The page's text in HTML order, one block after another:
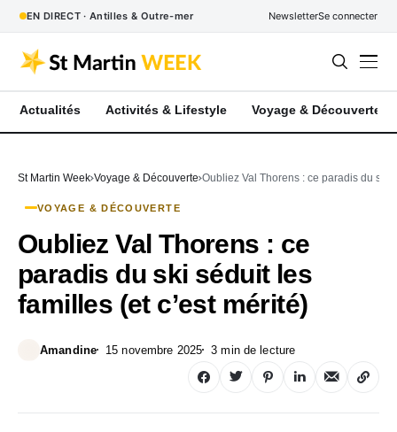
EN DIRECT · Antilles & Outre-mer NewsletterSe connecter
Actualités Activités & Lifestyle Voyage & Découverte
St Martin Week Voyage & Découverte Oubliez Val Thorens : ce paradis du ski
VOYAGE & DÉCOUVERTE
Oubliez Val Thorens : ce
paradis du ski séduit les
familles (et c’est mérité)
Amandine 15 novembre 2025 3 min de lecture